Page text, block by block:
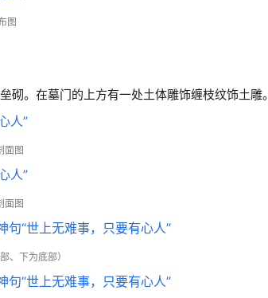
图
。在墓门的上方有一处土体雕饰缠枝纹饰土雕。
面图
面图
、下为底部）